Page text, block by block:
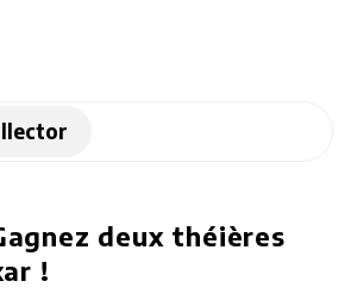
deux théières
!